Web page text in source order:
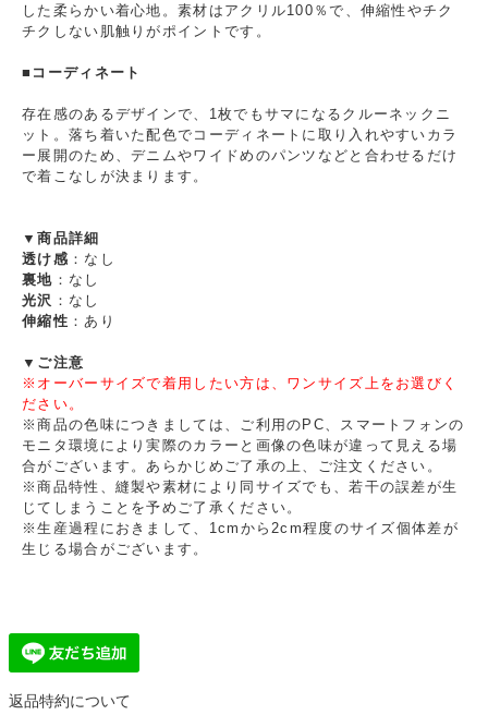
した柔らかい着心地。素材はアクリル100％で、伸縮性やチク
チクしない肌触りがポイントです。
■コーディネート
存在感のあるデザインで、1枚でもサマになるクルーネックニ
ット。落ち着いた配色でコーディネートに取り入れやすいカラ
ー展開のため、デニムやワイドめのパンツなどと合わせるだけ
で着こなしが決まります。
▼商品詳細
透け感 ：なし
裏地 ：なし
光沢 ：なし
伸縮性 ：あり
▼ご注意
※オーバーサイズで着用したい方は、ワンサイズ上をお選びく
ださい。
※商品の色味につきましては、ご利用のPC、スマートフォンの
モニタ環境により実際のカラーと画像の色味が違って見える場
合がございます。あらかじめご了承の上、ご注文ください。
※商品特性、縫製や素材により同サイズでも、若干の誤差が生
じてしまうことを予めご了承ください。
※生産過程におきまして、1cmから2cm程度のサイズ個体差が
生じる場合がございます。
返品特約について